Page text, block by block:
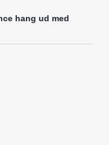
hang ud med